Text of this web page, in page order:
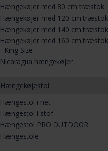
Hængekøjer med 80 cm træstok
Hængekøjer med 120 cm træstok
Hængekøjer med 140 cm træstok
Hængekøjer med 160 cm træstok
- King Size
Nicaragua hængekøjer
Hængekøjestol
Hængestol i net
Hængestol i stof
Hængestol PRO OUTDOOR
Hængestole